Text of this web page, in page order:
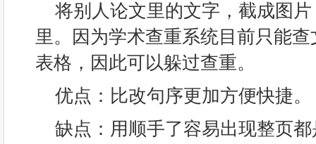
将别人论文里的文字，截成图
里。因为学术查重系统目前只能
表格，因此可以躲过查重。
优点：比改句序更加方便快捷。
缺点：用顺手了容易出现整页